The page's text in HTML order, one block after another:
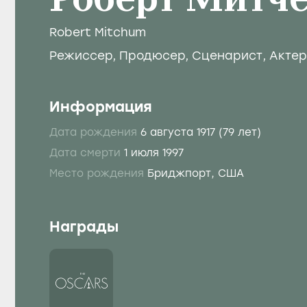
Robert Mitchum
Режиссер, Продюсер, Сценарист, Актер
Информация
Дата рождения 6 августа 1917 (79 лет)
Дата смерти 1 июля 1997
Место рождения Бриджпорт, США
Награды